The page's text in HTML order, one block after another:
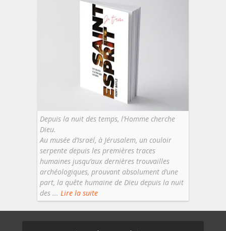
Depuis la nuit des temps, l’Homme cherche
Dieu.
Au musée d’Israël, à Jérusalem, un couloir
serpente depuis les premières traces
humaines jusqu’aux dernières trouvailles
archéologiques, prouvant absolument d’une
part, la quête humaine de Dieu depuis la nuit
des ... Lire la suite